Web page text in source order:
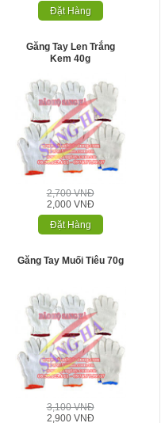
Đặt Hàng
Găng Tay Len Trắng
Kem 40g
2,700 VNĐ
2,000 VNĐ
Đặt Hàng
Găng Tay Muối Tiêu 70g
3,100 VNĐ
2,900 VNĐ